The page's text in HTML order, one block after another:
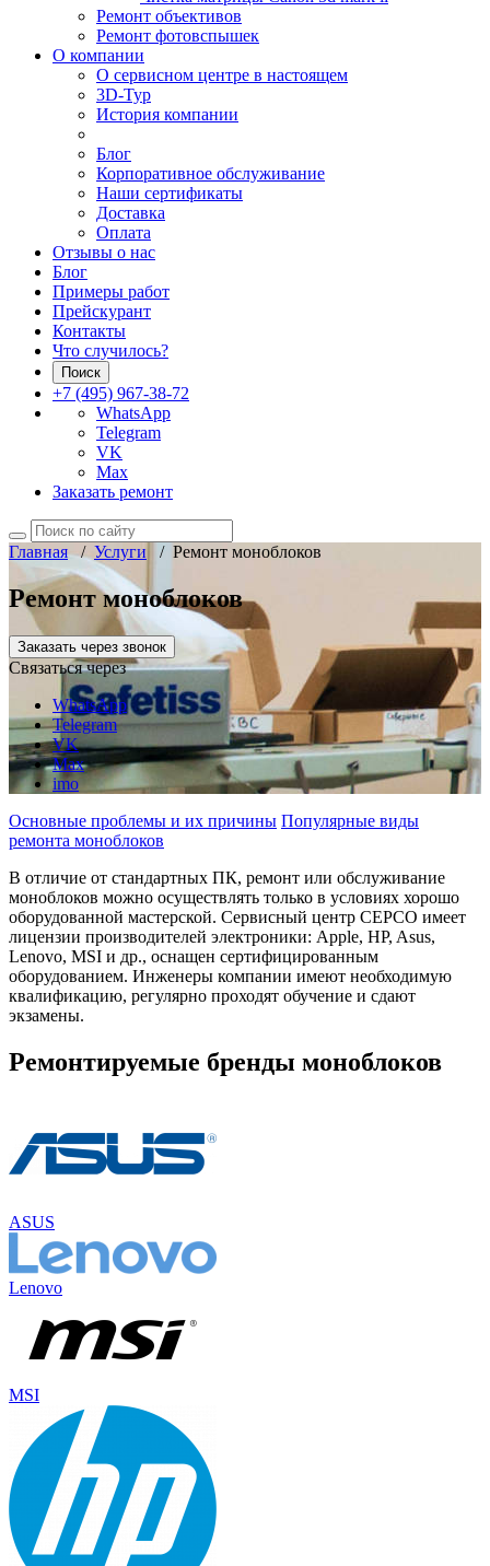
Ремонт объективов
Ремонт фотовспышек
О компании
О сервисном центре в настоящем
3D-Тур
История компании
Блог
Корпоративное обслуживание
Наши сертификаты
Доставка
Оплата
Отзывы о нас
Блог
Примеры работ
Прейскурант
Контакты
Что случилось?
Поиск
+7 (495) 967-38-72
WhatsApp
Telegram
VK
Max
Заказать ремонт
Главная/ Услуги / Ремонт моноблоков
Ремонт моноблоков
Заказать через звонок
Связаться через
WhatsApp
Telegram
VK
Max
imo
Основные проблемы и их причины Популярные виды
ремонта моноблоков
В отличие от стандартных ПК, ремонт или обслуживание
моноблоков можно осуществлять только в условиях хорошо
оборудованной мастерской. Сервисный центр СЕРСО имеет
лицензии производителей электроники: Apple, HP, Asus,
Lenovo, MSI и др., оснащен сертифицированным
оборудованием. Инженеры компании имеют необходимую
квалификацию, регулярно проходят обучение и сдают
экзамены.
Ремонтируемые бренды моноблоков
ASUS
Lenovo
MSI